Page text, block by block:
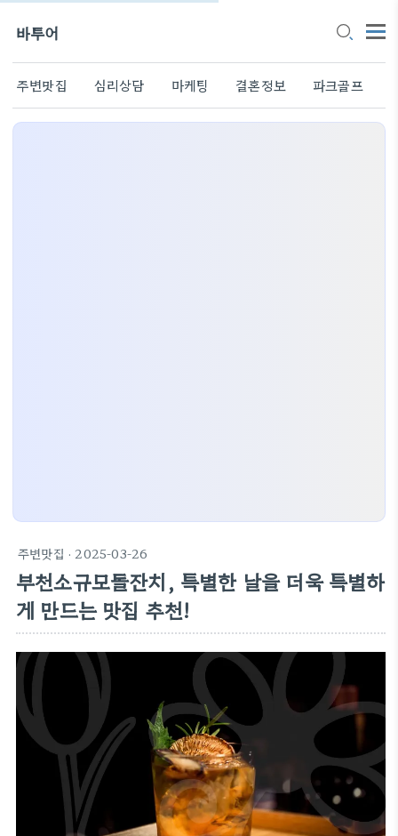
바투어
주변맛집 심리상담 마케팅 결혼정보 파크골프
주변맛집 · 2025-03-26
부천소규모돌잔치, 특별한 날을 더욱 특별하
게 만드는 맛집 추천!